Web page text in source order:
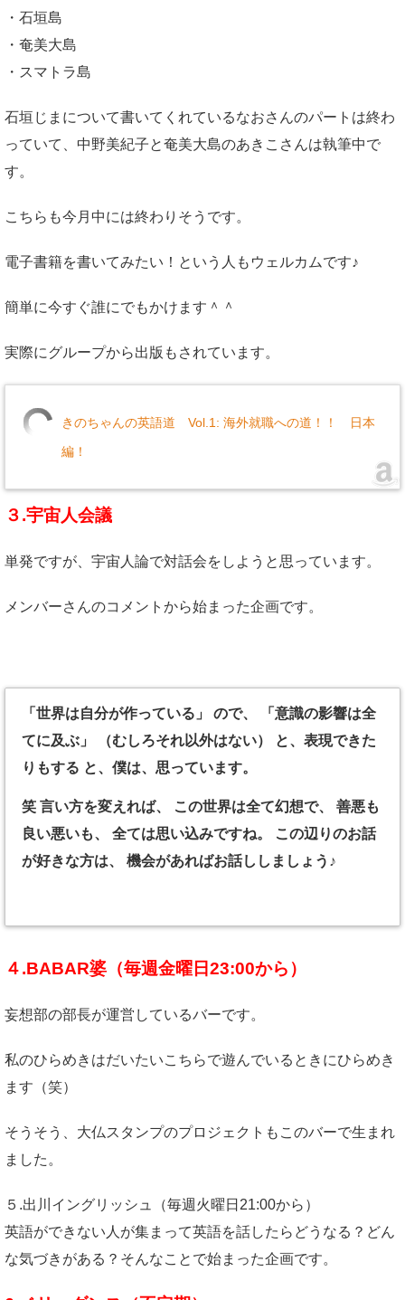
・石垣島
・奄美大島
・スマトラ島
石垣じまについて書いてくれているなおさんのパートは終わ
っていて、中野美紀子と奄美大島のあきこさんは執筆中で
す。
こちらも今月中には終わりそうです。
電子書籍を書いてみたい！という人もウェルカムです♪
簡単に今すぐ誰にでもかけます＾＾
実際にグループから出版もされています。
きのちゃんの英語道 Vol.1: 海外就職への道！！ 日本
編！
３.宇宙人会議
単発ですが、宇宙人論で対話会をしようと思っています。
メンバーさんのコメントから始まった企画です。
「世界は自分が作っている」 ので、 「意識の影響は全
てに及ぶ」 （むしろそれ以外はない） と、表現できた
りもする と、僕は、思っています。
笑 言い方を変えれば、 この世界は全て幻想で、 善悪も
良い悪いも、 全ては思い込みですね。 この辺りのお話
が好きな方は、 機会があればお話ししましょう♪
４.BABAR婆（毎週金曜日23:00から）
妄想部の部長が運営しているバーです。
私のひらめきはだいたいこちらで遊んでいるときにひらめき
ます（笑）
そうそう、大仏スタンプのプロジェクトもこのバーで生まれ
ました。
５.出川イングリッシュ（毎週火曜日21:00から）
英語ができない人が集まって英語を話したらどうなる？どん
な気づきがある？そんなことで始まった企画です。